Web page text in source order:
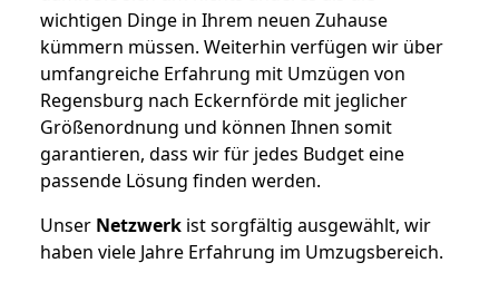
wichtigen Dinge in Ihrem neuen Zuhause
kümmern müssen. Weiterhin verfügen wir über
umfangreiche Erfahrung mit Umzügen von
Regensburg nach Eckernförde mit jeglicher
Größenordnung und können Ihnen somit
garantieren, dass wir für jedes Budget eine
passende Lösung finden werden.
Unser Netzwerk ist sorgfältig ausgewählt, wir
haben viele Jahre Erfahrung im Umzugsbereich.